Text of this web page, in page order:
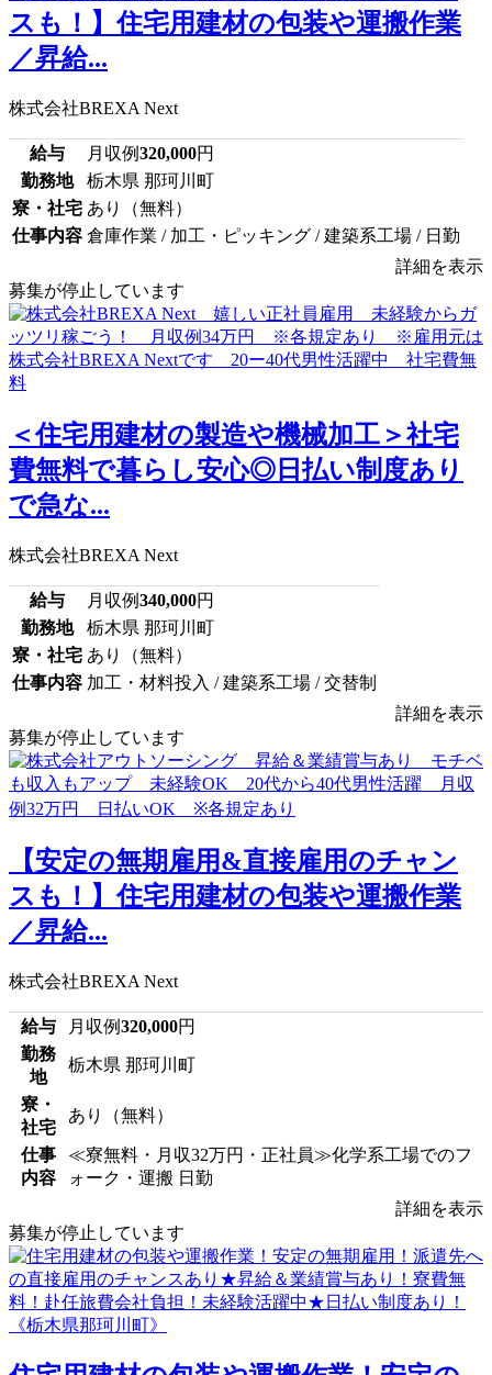
スも！】住宅用建材の包装や運搬作業
／昇給...
株式会社BREXA Next
給与 月収例320,000円
勤務地
栃木県 那珂川町
寮・社宅 あり（無料）
仕事内容 倉庫作業 / 加工・ピッキング / 建築系工場 / 日勤
詳細を表示
募集が停止しています
＜住宅用建材の製造や機械加工＞社宅
費無料で暮らし安心◎日払い制度あり
で急な...
株式会社BREXA Next
給与 月収例340,000円
勤務地
栃木県 那珂川町
寮・社宅 あり（無料）
仕事内容 加工・材料投入 / 建築系工場 / 交替制
詳細を表示
募集が停止しています
【安定の無期雇用&直接雇用のチャン
スも！】住宅用建材の包装や運搬作業
／昇給...
株式会社BREXA Next
給与 月収例320,000円
勤務
地
栃木県 那珂川町
寮・
社宅
あり（無料）
仕事
内容
≪寮無料・月収32万円・正社員≫化学系工場でのフ
ォーク・運搬 日勤
詳細を表示
募集が停止しています